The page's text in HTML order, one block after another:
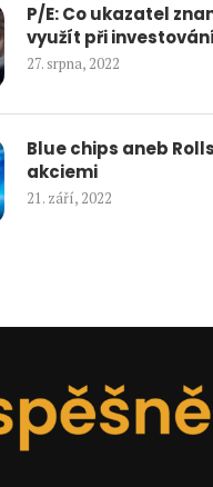
P/E: Co ukazatel
využít při
27. srpna, 2022
Blue chips aneb
akciemi
21. září, 2022